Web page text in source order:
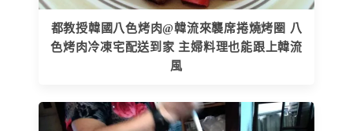
都教授韓國八色烤肉@韓流來襲席捲燒烤圈 八
色烤肉冷凍宅配送到家 主婦料理也能跟上韓流
風